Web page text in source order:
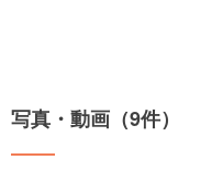
写真・動画（9件）